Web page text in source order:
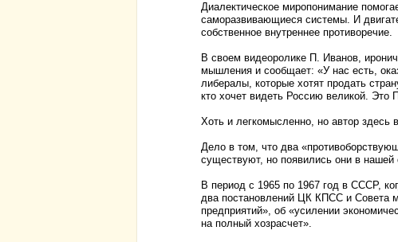
Диалектическое миропонимание
саморазвивающиеся системы. И
собственное внутреннее противоречие.
В своем видеоролике П. Иванов,
мышления и сообщает: «У нас есть,
либералы, которые хотят продать
кто хочет видеть Россию великой. Это
Хоть и легкомысленно, но автор здесь
Дело в том, что два
существуют, но появились они в нашей
В период с 1965 по 1967 год в СССР,
два постановлений ЦК КПСС и Совета
предприятий», об «усилении
на полный хозрасчет».